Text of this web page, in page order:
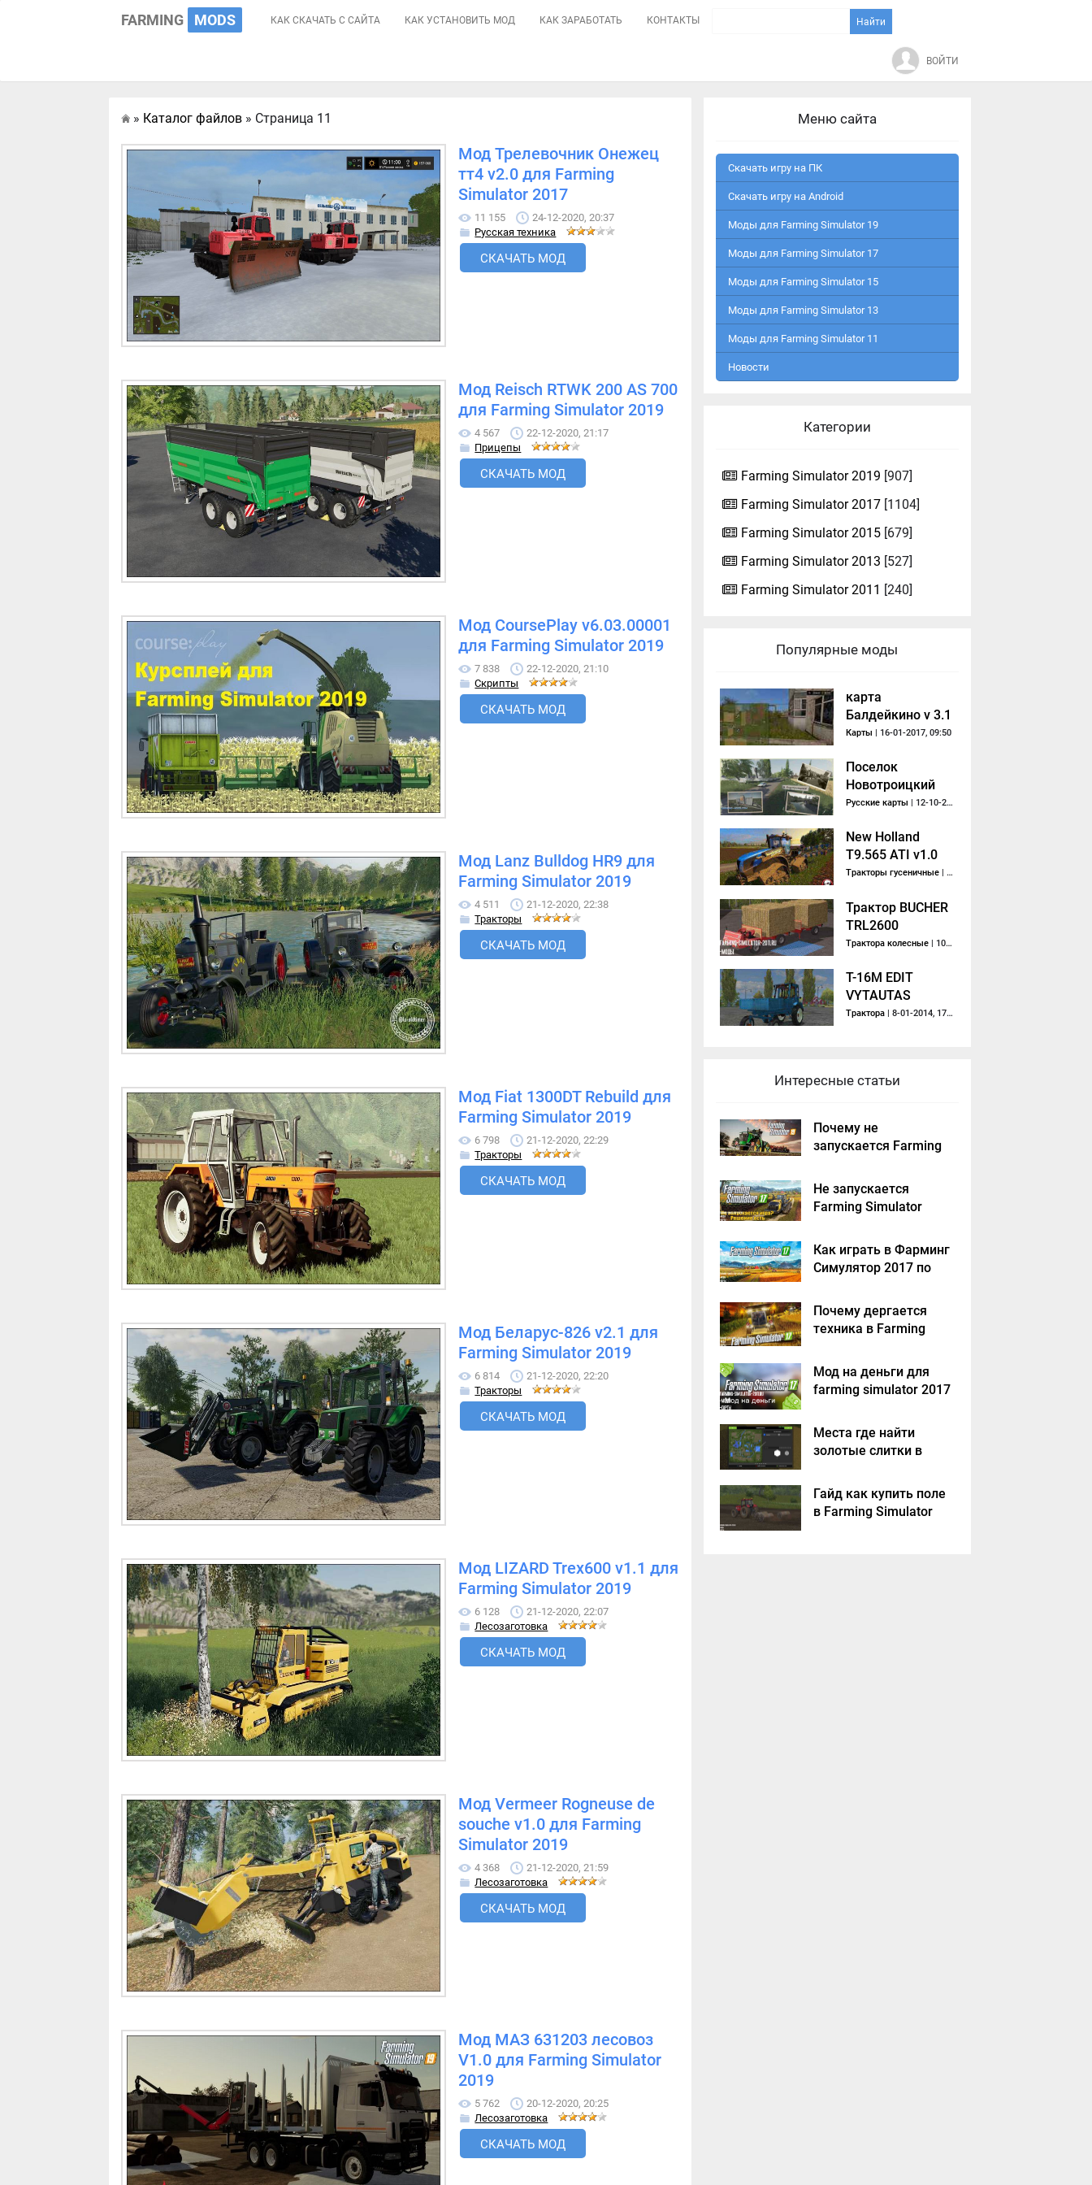
FARMING MODS КАК СКАЧАТЬ С САЙТА КАК УСТАНОВИТЬ МОД КАК ЗАРАБОТАТЬ КОНТАКТЫ
ВОЙТИ
Главная
» Каталог файлов » Страница 11
Мод Трелевочник Онежец
тт4 v2.0 для Farming
Simulator 2017
11 155
24-12-2020, 20:37
Русская техника
СКАЧАТЬ МОД
Мод Reisch RTWK 200 AS 700
для Farming Simulator 2019
4 567
22-12-2020, 21:17
Прицепы
СКАЧАТЬ МОД
Мод CoursePlay v6.03.00001
для Farming Simulator 2019
7 838
22-12-2020, 21:10
Скрипты
СКАЧАТЬ МОД
Мод Lanz Bulldog HR9 для
Farming Simulator 2019
4 511
21-12-2020, 22:38
Тракторы
СКАЧАТЬ МОД
Мод Fiat 1300DT Rebuild для
Farming Simulator 2019
6 798
21-12-2020, 22:29
Тракторы
СКАЧАТЬ МОД
Мод Беларус-826 v2.1 для
Farming Simulator 2019
6 814
21-12-2020, 22:20
Тракторы
СКАЧАТЬ МОД
Мод LIZARD Trex600 v1.1 для
Farming Simulator 2019
6 128
21-12-2020, 22:07
Лесозаготовка
СКАЧАТЬ МОД
Мод Vermeer Rogneuse de
souche v1.0 для Farming
Simulator 2019
4 368
21-12-2020, 21:59
Лесозаготовка
СКАЧАТЬ МОД
Мод МАЗ 631203 лесовоз
V1.0 для Farming Simulator
2019
5 762
20-12-2020, 20:25
Лесозаготовка
СКАЧАТЬ МОД
Меню сайта
Скачать игру на ПК
Скачать игру на Android
Моды для Farming Simulator 19
Моды для Farming Simulator 17
Моды для Farming Simulator 15
Моды для Farming Simulator 13
Моды для Farming Simulator 11
Новости
Категории
Farming Simulator 2019 [907]
Farming Simulator 2017 [1104]
Farming Simulator 2015 [679]
Farming Simulator 2013 [527]
Farming Simulator 2011 [240]
Популярные моды
карта
Балдейкино v 3.1
Карты | 16-01-2017, 09:50
Поселок
Новотроицкий
Русские карты | 12-10-2019, 21:52
New Holland
T9.565 ATI v1.0
Тракторы гусеничные | 22-12-2014, 18:11
Трактор BUCHER
TRL2600
PLATFORM PACK
Трактора колесные | 10-12-2017, 10:39
T-16M EDIT
VYTAUTAS
Трактора | 8-01-2014, 17:04
Интересные статьи
Почему не
запускается Farming
решение
Не запускается
Farming Simulator
Как играть в Фарминг
Симулятор 2017 по
Почему дергается
техника в Farming
Мод на деньги для
farming simulator 2017
Места где найти
золотые слитки в
2017?
Гайд как купить поле
в Farming Simulator